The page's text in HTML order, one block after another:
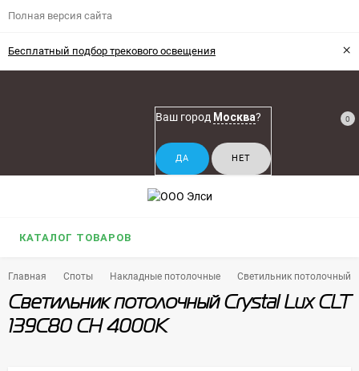
Полная версия сайта
Бесплатный подбор трекового освещения ×
Ваш город Москва? 0
КАТАЛОГ ТОВАРОВ
Главная Споты Накладные потолочные Светильник потолочный
Светильник потолочный Crystal Lux CLT
139C80 CH 4000K